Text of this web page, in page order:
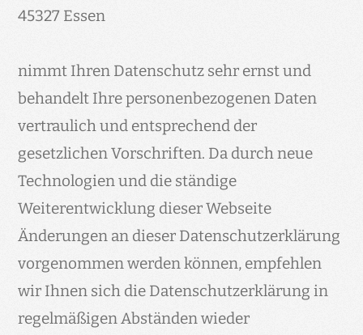
45327 Essen
nimmt Ihren Datenschutz sehr ernst und
behandelt Ihre personenbezogenen Daten
vertraulich und entsprechend der
gesetzlichen Vorschriften. Da durch neue
Technologien und die ständige
Weiterentwicklung dieser Webseite
Änderungen an dieser Datenschutzerklärung
vorgenommen werden können, empfehlen
wir Ihnen sich die Datenschutzerklärung in
regelmäßigen Abständen wieder